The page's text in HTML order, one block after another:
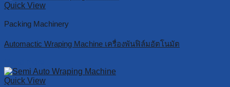
Quick View
Packing Machinery
Automactic Wraping Machine เครื่องพันฟิล์มอัตโนมัต
Quick View